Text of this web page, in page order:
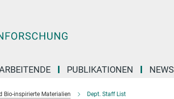
PUBLIKATIONEN NEWS
Bio-inspirierte Materialien Dept. Staff List